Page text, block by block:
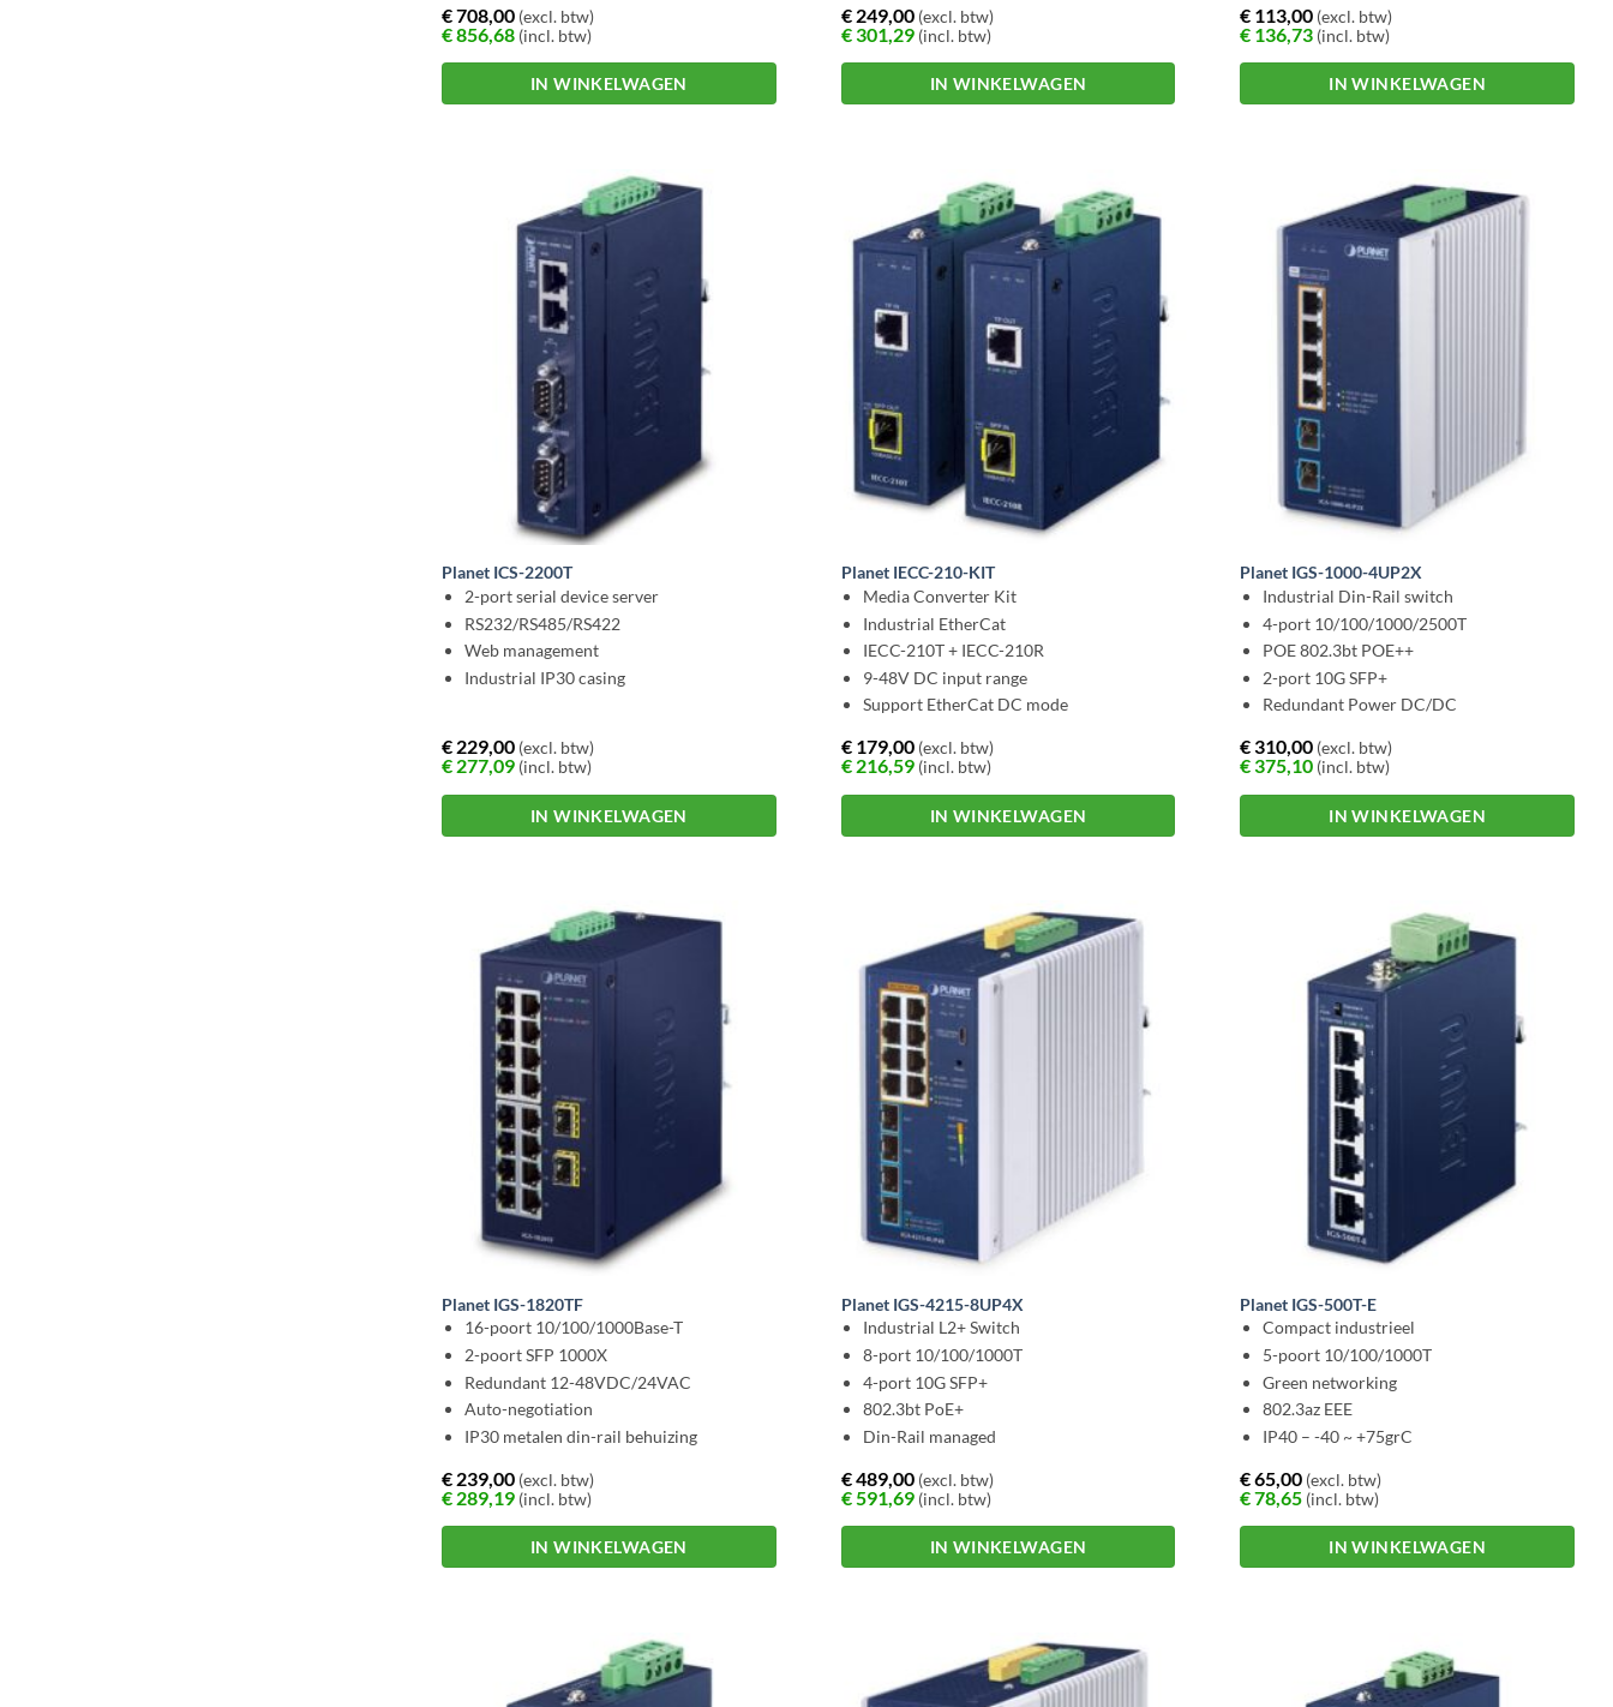
€708,00 (excl. btw)
€856,68 (incl. btw)
IN WINKELWAGEN
€249,00(excl. btw)
€301,29(incl. btw)
IN WINKELWAGEN
€ 113,00 (excl. btw)
€ 136,73 (incl. btw)
IN WINKELWAGEN
Planet ICS-2200T
2-port serial device server
RS232/RS485/RS422
Web management
Industrial IP30 casing
€ 229,00 (excl. btw)
€ 277,09 (incl. btw)
IN WINKELWAGEN
Planet IECC-210-KIT
Media Converter Kit
Industrial EtherCat
IECC-210T + IECC-210R
9-48V DC input range
Support EtherCat DC mode
€179,00(excl. btw)
€216,59(incl. btw)
IN WINKELWAGEN
Planet IGS-1000-4UP2X
Industrial Din-Rail switch
4-port 10/100/1000/2500T
POE 802.3bt POE++
2-port 10G SFP+
Redundant Power DC/DC
€310,00 (excl. btw)
€375,10 (incl. btw)
IN WINKELWAGEN
Planet IGS-1820TF
16-poort 10/100/1000Base-T
2-poort SFP 1000X
Redundant 12-48VDC/24VAC
Auto-negotiation
IP30 metalen din-rail behuizing
€ 239,00 (excl. btw)
€ 289,19 (incl. btw)
IN WINKELWAGEN
Planet IGS-4215-8UP4X
Industrial L2+ Switch
8-port 10/100/1000T
4-port 10G SFP+
802.3bt PoE+
Din-Rail managed
€489,00(excl. btw)
€591,69(incl. btw)
IN WINKELWAGEN
Planet IGS-500T-E
Compact industrieel
5-poort 10/100/1000T
Green networking
802.3az EEE
IP40 – -40 ~ +75grC
€65,00 (excl. btw)
€78,65 (incl. btw)
IN WINKELWAGEN